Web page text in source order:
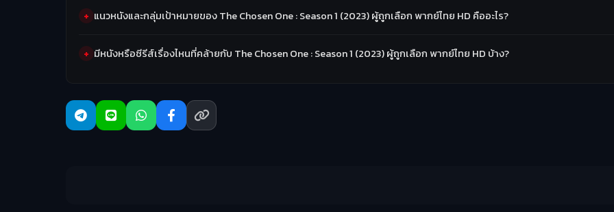
แนวหนังและกลุ่มเป้าหมายของ The Chosen One : Season 1 (2023) ผู้ถูกเลือก พากย์ไทย HD คืออะไร?
มีหนังหรือซีรีส์เรื่องไหนที่คล้ายกับ The Chosen One : Season 1 (2023) ผู้ถูกเลือก พากย์ไทย HD บ้าง?